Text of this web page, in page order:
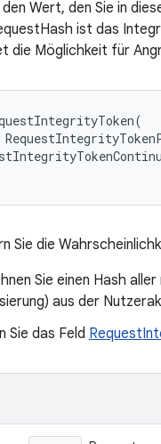
den Wert, den Sie in
ist das
die Möglichkeit für
(
Sie die
Sie einen Hash
aus der
Sie das Feld